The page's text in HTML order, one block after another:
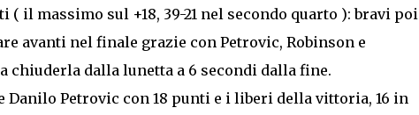
il massimo sul +18, 39-21 nel secondo quarto ): bravi poi
avanti nel finale grazie con Petrovic, Robinson e
chiuderla dalla lunetta a 6 secondi dalla fine.
Petrovic con 18 punti e i liberi della vittoria, 16 in